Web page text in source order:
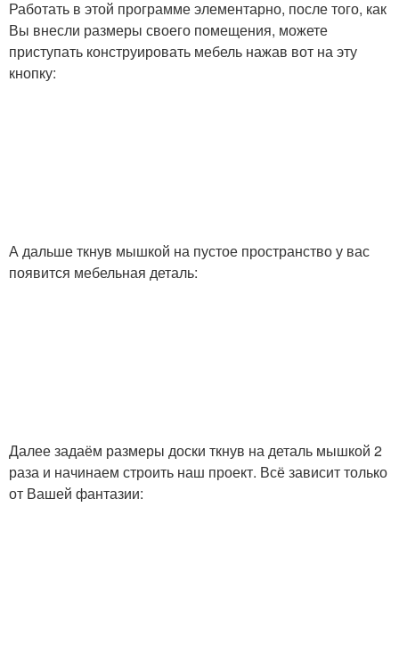
Работать в этой программе элементарно, после того, как
Вы внесли размеры своего помещения, можете
приступать конструировать мебель нажав вот на эту
кнопку:
А дальше ткнув мышкой на пустое пространство у вас
появится мебельная деталь:
Далее задаём размеры доски ткнув на деталь мышкой 2
раза и начинаем строить наш проект. Всё зависит только
от Вашей фантазии: